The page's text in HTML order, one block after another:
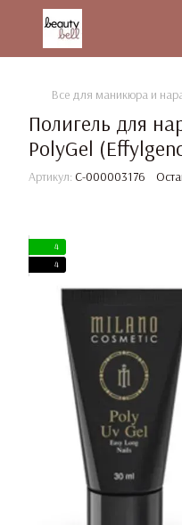
Все для маникюра и
Полигель для
PolyGel
Артикул: C-000003176
4
4